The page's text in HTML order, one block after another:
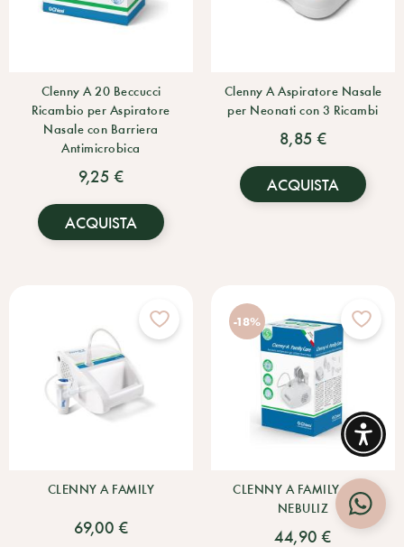
Clenny A 20 Beccucci
Ricambio per Aspiratore
Nasale con Barriera
Antimicrobica
9,25 €
ACQUISTA
Clenny A Aspiratore Nasale
per Neonati con 3 Ricambi
8,85 €
ACQUISTA
CLENNY A FAMILY
69,00 €
-18%
CLENNY A FAMILY CARE
NEBULIZ
44,90 €